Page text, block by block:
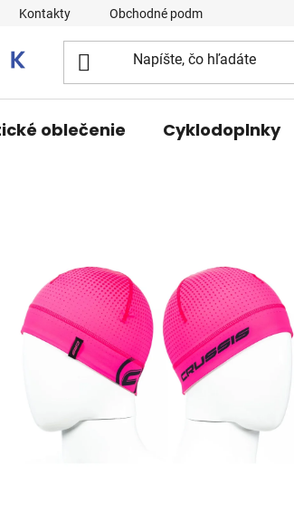
Kontakty Obchodné podmienky
oblečenie Cyklodoplnky